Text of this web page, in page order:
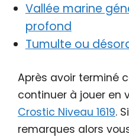
Vallée marine
profond
Tumulte ou
Après avoir terminé
continuer à jouer en
Crostic Niveau 1619.
remarques alors